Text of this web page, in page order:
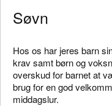
Søvn
Hos os har jeres barn
krav samt børn og
overskud for barnet at
brug for en god
middagslur.